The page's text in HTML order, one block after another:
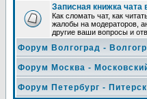
Записная книжка чата
Как сломать чат, как
жалобы на модераторов,
другие ваши вопросы и
Форум Волгоград -
Форум Москва -
Форум Петербург -